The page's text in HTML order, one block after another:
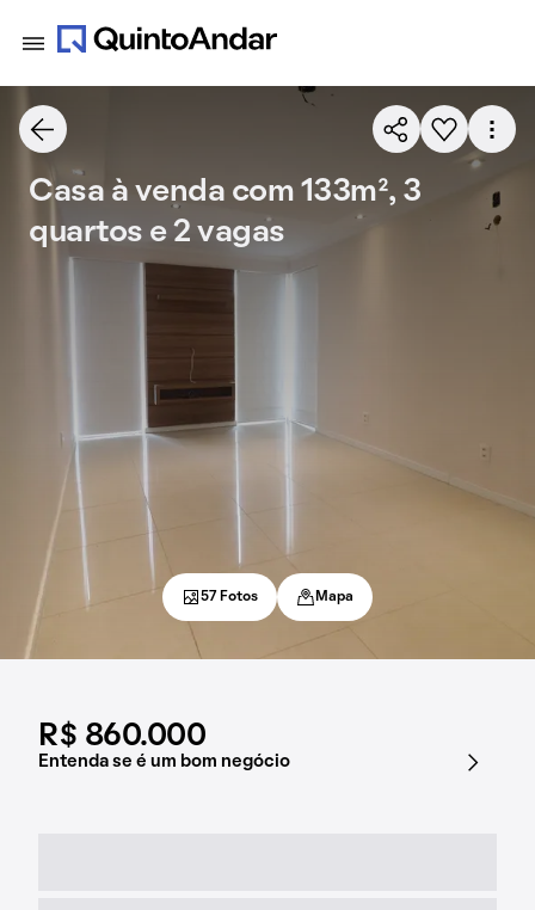
R$ 860.000
Entenda se é um bom negócio
Casa à venda com 133m², 3
quartos e 2 vagas
57 Fotos Mapa